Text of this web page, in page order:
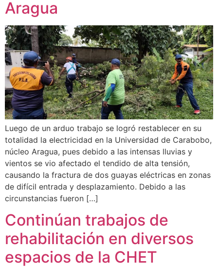
Aragua
Luego de un arduo trabajo se logró restablecer en su
totalidad la electricidad en la Universidad de Carabobo,
núcleo Aragua, pues debido a las intensas lluvias y
vientos se vio afectado el tendido de alta tensión,
causando la fractura de dos guayas eléctricas en zonas
de difícil entrada y desplazamiento. Debido a las
circunstancias fueron […]
Continúan trabajos de
rehabilitación en diversos
espacios de la CHET